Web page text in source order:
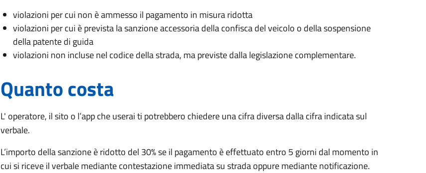
violazioni per cui non è ammesso il pagamento in misura ridotta
violazioni per cui è prevista la sanzione accessoria della confisca del veicolo o della sospensione
della patente di guida
violazioni non incluse nel codice della strada, ma previste dalla legislazione complementare.
Quanto costa
L' operatore, il sito o l’app che userai ti potrebbero chiedere una cifra diversa dalla cifra indicata sul
verbale.
L’importo della sanzione è ridotto del 30% se il pagamento è effettuato entro 5 giorni dal momento in
cui si riceve il verbale mediante contestazione immediata su strada oppure mediante notificazione.